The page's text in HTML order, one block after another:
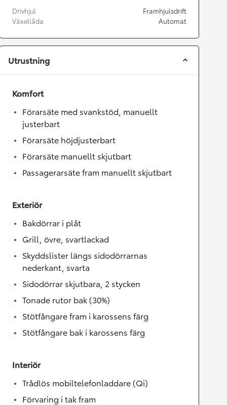
Drivhjul
Framhjulsdrift
Växellåda
Automat
Utrustning
Komfort
Förarsäte med svankstöd, manuellt
justerbart
Förarsäte höjdjusterbart
Förarsäte manuellt skjutbart
Passagerarsäte fram manuellt skjutbart
Exteriör
Bakdörrar i plåt
Grill, övre, svartlackad
Skyddslister längs sidodörrarnas
nederkant, svarta
Sidodörrar skjutbara, 2 stycken
Tonade rutor bak (30%)
Stötfångare fram i karossens färg
Stötfångare bak i karossens färg
Interiör
Trådlös mobiltelefonladdare (Qi)
Förvaring i tak fram